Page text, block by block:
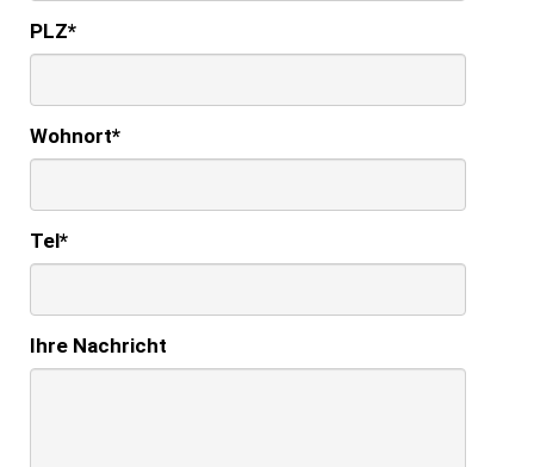
PLZ*
Wohnort*
Tel*
Ihre Nachricht